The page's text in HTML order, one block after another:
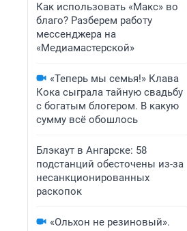
Как использовать «Макс» во
благо? Разберем работу
мессенджера на
«Медиамастерской»
«Теперь мы семья!» Клава
Кока сыграла тайную свадьбу
с богатым блогером. В какую
сумму всё обошлось
Блэкаут в Ангарске: 58
подстанций обесточены из-за
несанкционированных
раскопок
«Ольхон не резиновый».